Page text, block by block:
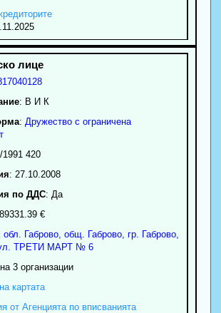
: В И К
: Дружество с ограничена
1991 420
: 27.10.2008
по ДДС: Да
€
обл. Габрово, общ. Габрово, гр. Габрово,
ТРЕТИ МАРТ № 6
3 организации
картата
от Агенцията по вписванията